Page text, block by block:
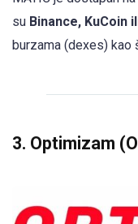
su Binance, KuCoin
burzama (dexes) kao
3. Optimizam